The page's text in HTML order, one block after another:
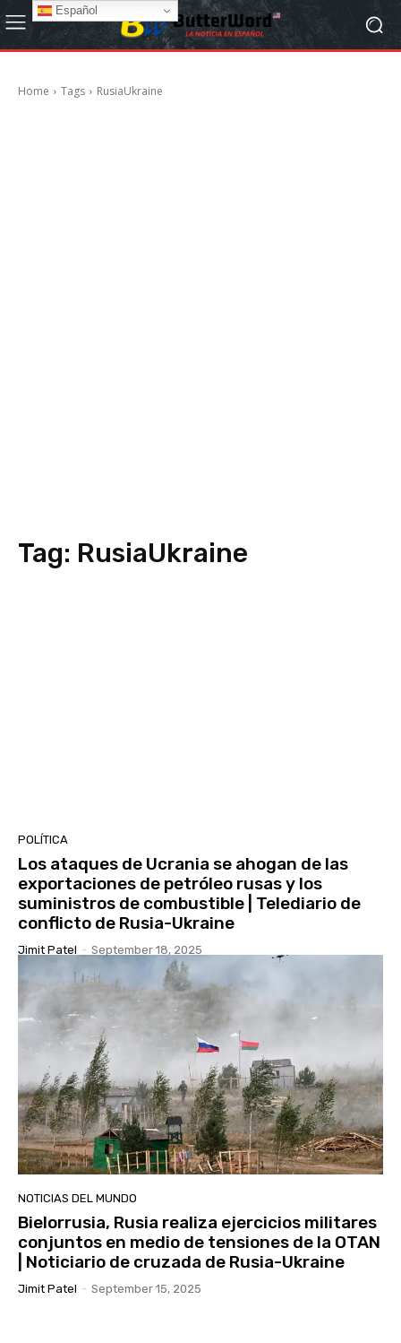
Home Tags RusiaUkraine
Tag: RusiaUkraine
POLÍTICA
Los ataques de Ucrania se ahogan de las
exportaciones de petróleo rusas y los
suministros de combustible | Telediario de
conflicto de Rusia-Ukraine
Jimit Patel - September 18, 2025
NOTICIAS DEL MUNDO
Bielorrusia, Rusia realiza ejercicios militares
conjuntos en medio de tensiones de la OTAN
| Noticiario de cruzada de Rusia-Ukraine
Jimit Patel - September 15, 2025
Español